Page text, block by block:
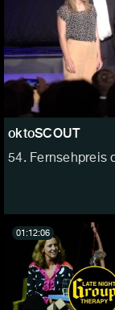
oktoSCOUT
54. Fernsehpreis
01:12:06